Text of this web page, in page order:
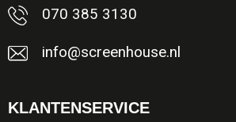
070 385 3130
info@screenhouse.nl
KLANTENSERVICE